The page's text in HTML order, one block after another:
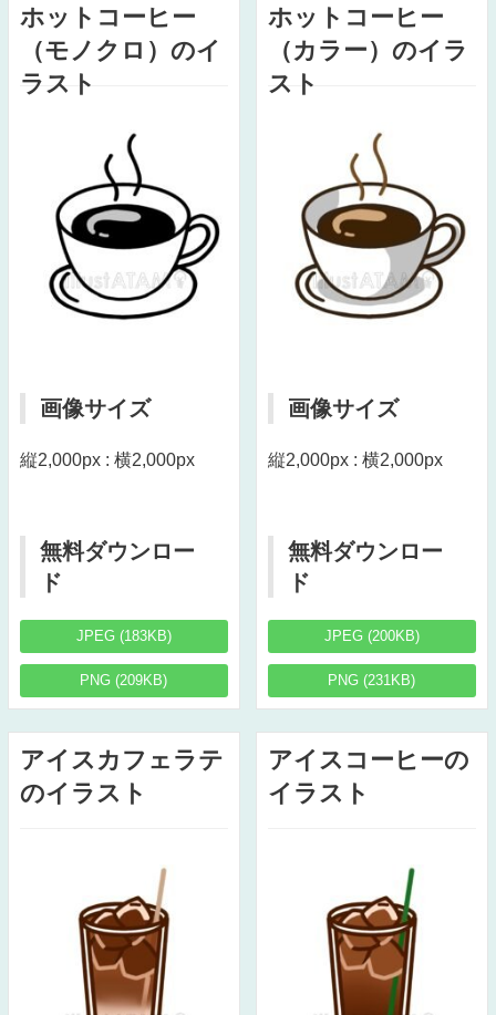
ホットコーヒー
（モノクロ）のイ
ラスト
画像サイズ
縦2,000px : 横2,000px
無料ダウンロー
ド
JPEG (183KB)
PNG (209KB)
ホットコーヒー
（カラー）のイラ
スト
画像サイズ
縦2,000px : 横2,000px
無料ダウンロー
ド
JPEG (200KB)
PNG (231KB)
アイスカフェラテ
のイラスト
アイスコーヒーの
イラスト